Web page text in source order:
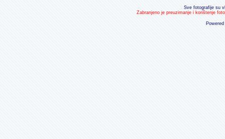
Sve fotografije su
Zabranjeno je preuzimanje i korištenje